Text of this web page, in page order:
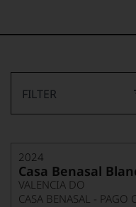
von
FILTER
2024
Casa Benasal
VALENCIA DO
CASA BENASAL - PAGO